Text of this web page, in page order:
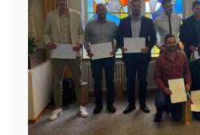
L’école
Formations
Promotion des métiers
Métiers